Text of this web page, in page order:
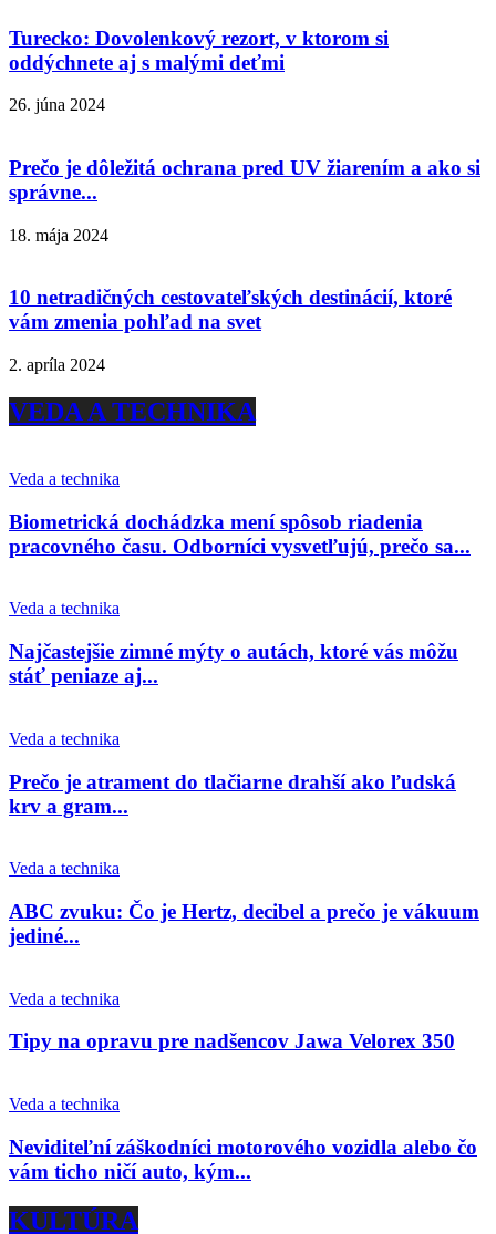
Turecko: Dovolenkový rezort, v ktorom si
oddýchnete aj s malými deťmi
26. júna 2024
Prečo je dôležitá ochrana pred UV žiarením a ako si
správne...
18. mája 2024
10 netradičných cestovateľských destinácií, ktoré
vám zmenia pohľad na svet
2. apríla 2024
VEDA A TECHNIKA
Veda a technika
Biometrická dochádzka mení spôsob riadenia
pracovného času. Odborníci vysvetľujú, prečo sa...
Veda a technika
Najčastejšie zimné mýty o autách, ktoré vás môžu
stáť peniaze aj...
Veda a technika
Prečo je atrament do tlačiarne drahší ako ľudská
krv a gram...
Veda a technika
ABC zvuku: Čo je Hertz, decibel a prečo je vákuum
jediné...
Veda a technika
Tipy na opravu pre nadšencov Jawa Velorex 350
Veda a technika
Neviditeľní záškodníci motorového vozidla alebo čo
vám ticho ničí auto, kým...
KULTÚRA